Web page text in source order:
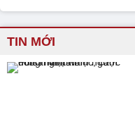
TIN MỚI